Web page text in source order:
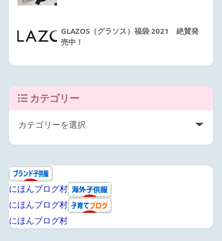
GLAZOS（グラソス）福袋 2021 絶賛発
売中！
カテゴリー
にほんブログ村
にほんブログ村
にほんブログ村